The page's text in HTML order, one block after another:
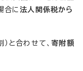
合に法人関係税から
と合わせて、寄附額